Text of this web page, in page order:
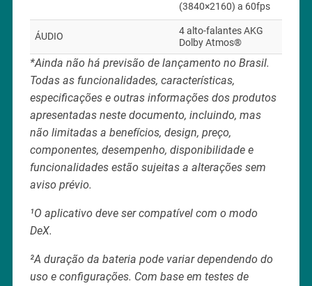
(3840×2160) a 60fps
ÁUDIO
4 alto-falantes AKG
Dolby Atmos®
*Ainda não há previsão de lançamento no Brasil.
Todas as funcionalidades, características,
especificações e outras informações dos produtos
apresentadas neste documento, incluindo, mas
não limitadas a benefícios, design, preço,
componentes, desempenho, disponibilidade e
funcionalidades estão sujeitas a alterações sem
aviso prévio.
¹O aplicativo deve ser compatível com o modo
DeX.
²A duração da bateria pode variar dependendo do
uso e configurações. Com base em testes de